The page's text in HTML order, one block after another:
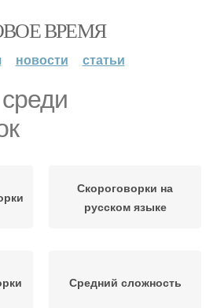
ВРЕМЯ
новости статьи
Скороговорки на
русском языке
Средний сложность